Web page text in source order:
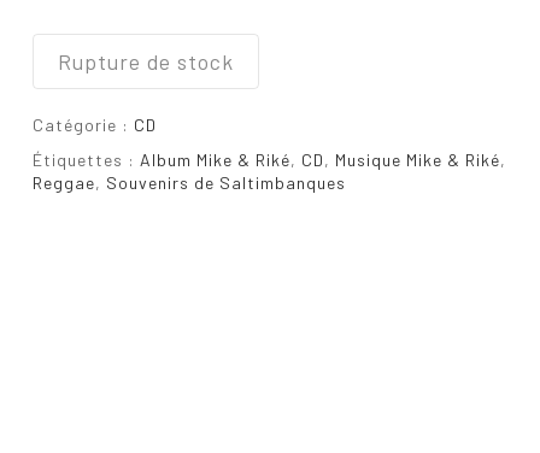
Rupture de stock
Catégorie : CD
Étiquettes : Album Mike & Riké, CD, Musique Mike & Riké,
Reggae, Souvenirs de Saltimbanques